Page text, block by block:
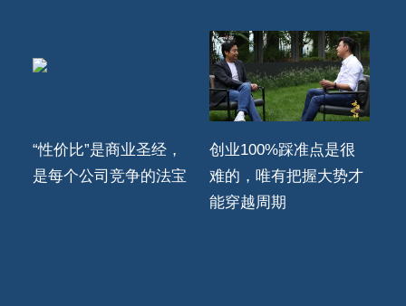
“性价比”是商业圣经，
是每个公司竞争的法宝
创业100%踩准点是很
难的，唯有把握大势才
能穿越周期